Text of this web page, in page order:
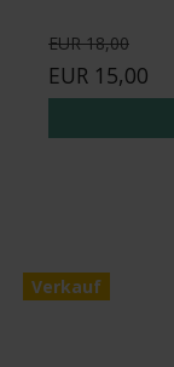
EUR 18,00
EUR 15,00
Verkauf